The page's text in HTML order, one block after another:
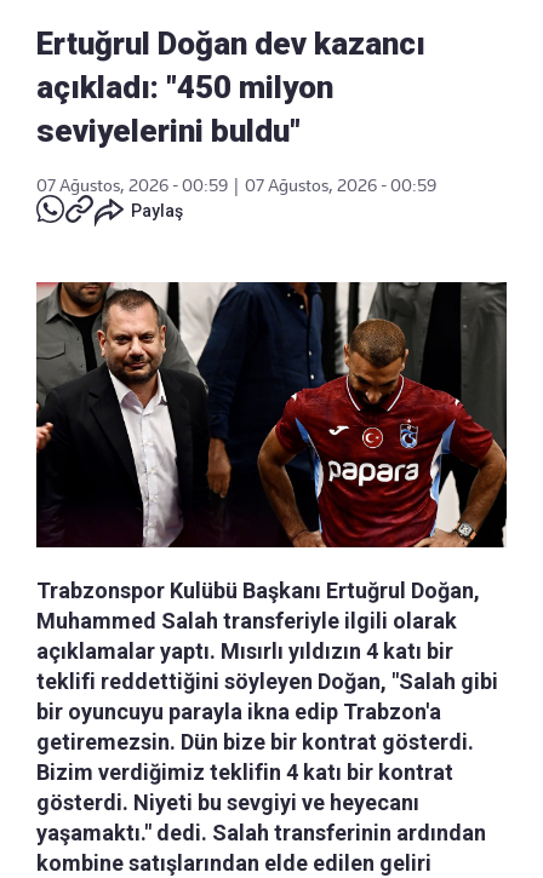
Ertuğrul Doğan dev kazancı
açıkladı: "450 milyon
seviyelerini buldu"
07 Ağustos, 2026 - 00:59
07 Ağustos, 2026 - 00:59
Paylaş
Trabzonspor Kulübü Başkanı Ertuğrul Doğan,
Muhammed Salah transferiyle ilgili olarak
açıklamalar yaptı. Mısırlı yıldızın 4 katı bir
teklifi reddettiğini söyleyen Doğan, "Salah gibi
bir oyuncuyu parayla ikna edip Trabzon'a
getiremezsin. Dün bize bir kontrat gösterdi.
Bizim verdiğimiz teklifin 4 katı bir kontrat
gösterdi. Niyeti bu sevgiyi ve heyecanı
yaşamaktı." dedi. Salah transferinin ardından
kombine satışlarından elde edilen geliri